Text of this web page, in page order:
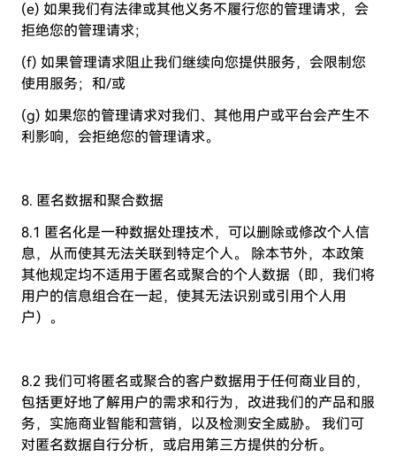
(e) 如果我们有法律或其他义务不履行您的管理请求，会
拒绝您的管理请求；
(f) 如果管理请求阻止我们继续向您提供服务，会限制您
使用服务；和/或
(g) 如果您的管理请求对我们、其他用户或平台会产生不
利影响，会拒绝您的管理请求。
8. 匿名数据和聚合数据
8.1 匿名化是一种数据处理技术，可以删除或修改个人信
息，从而使其无法关联到特定个人。 除本节外，本政策
其他规定均不适用于匿名或聚合的个人数据（即，我们将
用户的信息组合在一起，使其无法识别或引用个人用
户）。
8.2 我们可将匿名或聚合的客户数据用于任何商业目的，
包括更好地了解用户的需求和行为，改进我们的产品和服
务，实施商业智能和营销，以及检测安全威胁。 我们可
对匿名数据自行分析，或启用第三方提供的分析。